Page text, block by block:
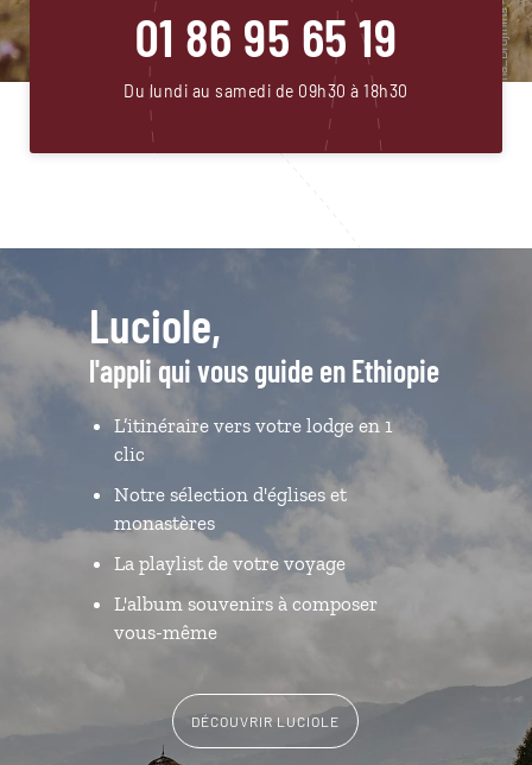
01 86 95 65 19
Du lundi au samedi de 09h30 à 18h30
Luciole,
l'appli qui vous guide en Ethiopie
L’itinéraire vers votre lodge en 1
clic
Notre sélection d'églises et
monastères
La playlist de votre voyage
L'album souvenirs à composer
vous-même
DÉCOUVRIR LUCIOLE